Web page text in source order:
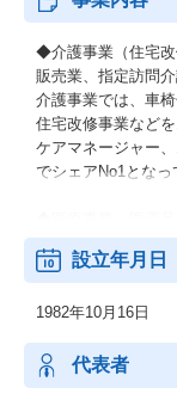
◆介護事業（住宅改
販売業、指定訪問
介護事業では、車
住宅改修事業など
ケアマネージャー
でシェアNo1となっ
(SMO)、医療ガス
務および経理の受
理・導入支援）
医療事業では、神
厚木市には11店舗
そのほか、病院で
設立年月日
1982年10月16日
代表者